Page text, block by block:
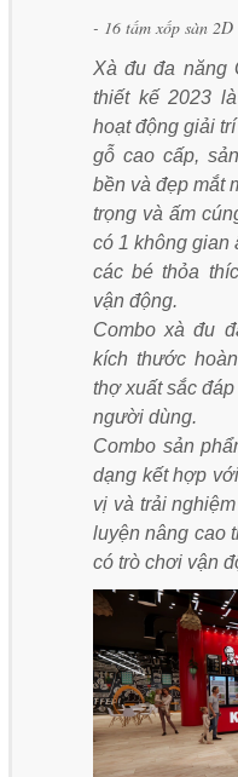
- 16 tấm xốp sàn
Xà đu đa năng
thiết kế 2023
hoạt động giải
gỗ cao cấp,
bền và đẹp mắt
trọng và ấm
có 1 không gian
các bé thỏa
vận động.
Combo xà đu
kích thước
thợ xuất sắc
người dùng.
Combo sản
dạng kết hợp
vị và trải
luyện nâng cao
có trò chơi vận